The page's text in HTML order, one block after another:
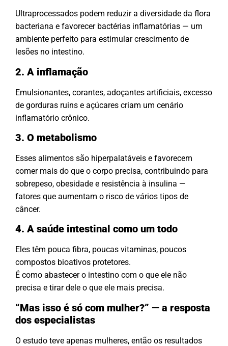
Ultraprocessados podem reduzir a diversidade da flora
bacteriana e favorecer bactérias inflamatórias — um
ambiente perfeito para estimular crescimento de
lesões no intestino.
2. A inflamação
Emulsionantes, corantes, adoçantes artificiais, excesso
de gorduras ruins e açúcares criam um cenário
inflamatório crônico.
3. O metabolismo
Esses alimentos são hiperpalatáveis e favorecem
comer mais do que o corpo precisa, contribuindo para
sobrepeso, obesidade e resistência à insulina —
fatores que aumentam o risco de vários tipos de
câncer.
4. A saúde intestinal como um todo
Eles têm pouca fibra, poucas vitaminas, poucos
compostos bioativos protetores.
É como abastecer o intestino com o que ele não
precisa e tirar dele o que ele mais precisa.
“Mas isso é só com mulher?” — a resposta
dos especialistas
O estudo teve apenas mulheres, então os resultados